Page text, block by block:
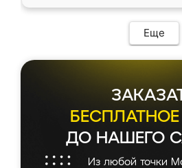
Еще
ДО НАШЕГО
Из любой точки